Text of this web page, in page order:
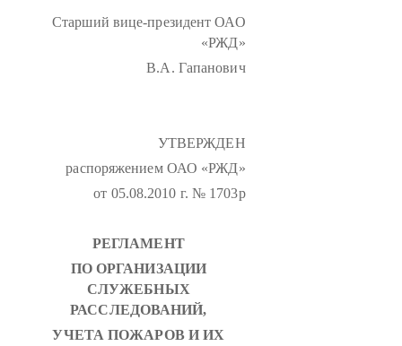
Старший вице-президент ОАО
«РЖД»
В.А. Гапанович
УТВЕРЖДЕН
распоряжением ОАО «РЖД»
от 05.08.2010 г. № 1703р
РЕГЛАМЕНТ
ПО ОРГАНИЗАЦИИ
СЛУЖЕБНЫХ
РАССЛЕДОВАНИЙ,
УЧЕТА ПОЖАРОВ И ИХ